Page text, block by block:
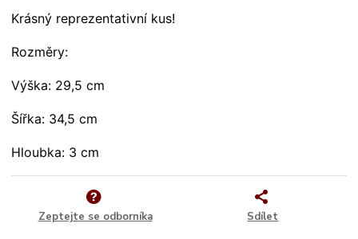
Krásný reprezentativní kus!
Rozměry:
Výška: 29,5 cm
Šířka: 34,5 cm
Hloubka: 3 cm
Zeptejte se odborníka Sdílet